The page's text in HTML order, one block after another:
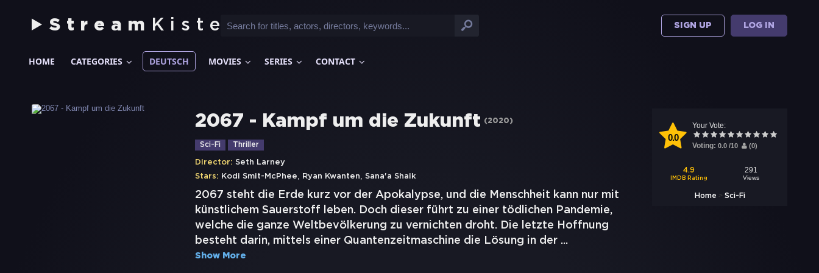
Stream Kiste SIGN UP LOG IN
HOME CATEGORIES DEUTSCH MOVIES SERIES CONTACT
0.0
Your Vote:
Voting: 0.0 /10 (0)
4.9
IMDB Rating
291
Views
Home > Sci-Fi
2067 - Kampf um die Zukunft (2020)
Sci-Fi Thriller
Director: Seth Larney
Stars: Kodi Smit-McPhee, Ryan Kwanten, Sana'a Shaik
2067 steht die Erde kurz vor der Apokalypse, und die Menschheit kann nur mit
künstlichem Sauerstoff leben. Doch dieser führt zu einer tödlichen Pandemie,
welche die ganze Weltbevölkerung zu vernichten droht. Die letzte Hoffnung
besteht darin, mittels einer Quantenzeitmaschine die Lösung in der ...
Show More